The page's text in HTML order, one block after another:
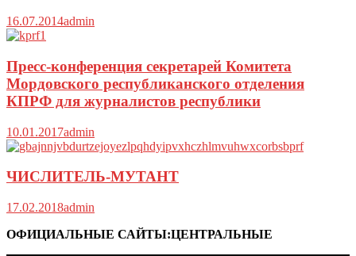
16.07.2014admin
Пресс-конференция секретарей Комитета
Мордовского республиканского отделения
КПРФ для журналистов республики
10.01.2017admin
ЧИСЛИТЕЛЬ-МУТАНТ
17.02.2018admin
ОФИЦИАЛЬНЫЕ САЙТЫ:ЦЕНТРАЛЬНЫЕ